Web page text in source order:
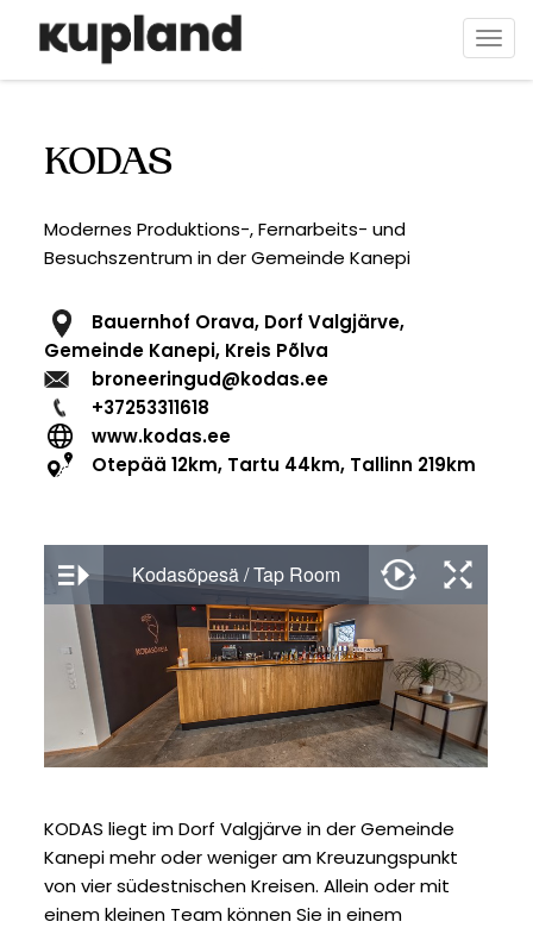
KODAS
Modernes Produktions-, Fernarbeits- und
Besuchszentrum in der Gemeinde Kanepi
Bauernhof Orava, Dorf Valgjärve,
Gemeinde Kanepi, Kreis Põlva
broneeringud@kodas.ee
+37253311618
www.kodas.ee
Otepää 12km, Tartu 44km, Tallinn 219km
KODAS liegt im Dorf Valgjärve in der Gemeinde
Kanepi mehr oder weniger am Kreuzungspunkt
von vier südestnischen Kreisen. Allein oder mit
einem kleinen Team können Sie in einem